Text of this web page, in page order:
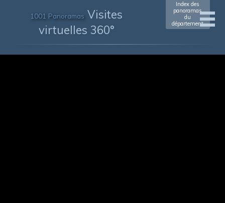
1001 Panoramas Visites
virtuelles 360°
Index des
panoramas
du
département